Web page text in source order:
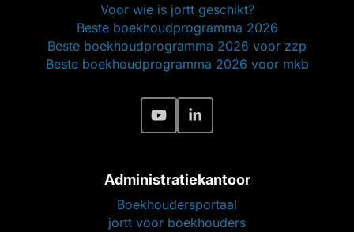
Voor wie is jortt geschikt?
Beste boekhoudprogramma 2026
Beste boekhoudprogramma 2026 voor zzp
Beste boekhoudprogramma 2026 voor mkb
Administratiekantoor
Boekhoudersportaal
jortt voor boekhouders